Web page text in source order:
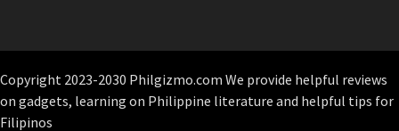
Copyright 2023-2030 Philgizmo.com We provide helpful reviews
on gadgets, learning on Philippine literature and helpful tips for
Filipinos